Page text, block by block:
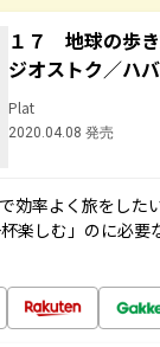
１７ 地球の歩
ジオストク／ハ
Plat
2020.04.08 発売
効率よく旅をした
楽しむ」のに必要